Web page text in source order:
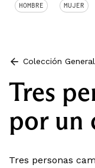
HOMBRE MUJER
Colección General
Tres
por un
Tres personas